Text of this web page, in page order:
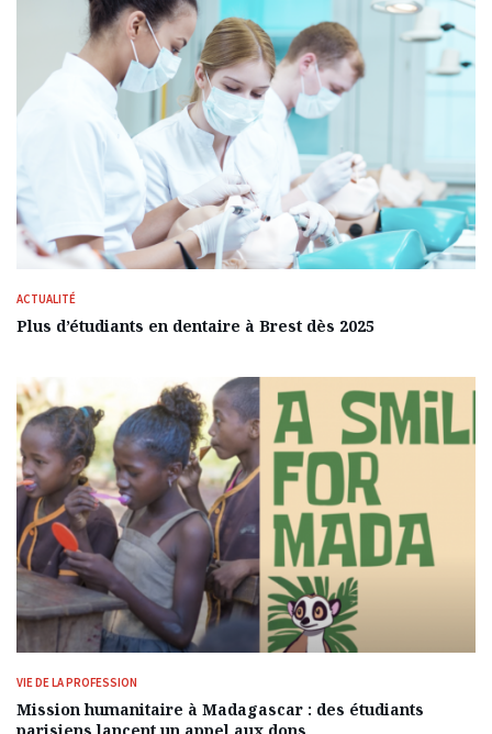
ACTUALITÉ
Plus d’étudiants en dentaire à Brest dès 2025
VIE DE LA PROFESSION
Mission humanitaire à Madagascar : des étudiants